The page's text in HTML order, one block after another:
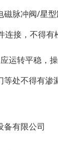
磁脉冲阀/星
接，不得有
运转平稳，
处不得有
备有限公司